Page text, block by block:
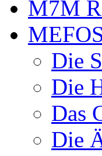
M7M
Die
Die
Das
Die